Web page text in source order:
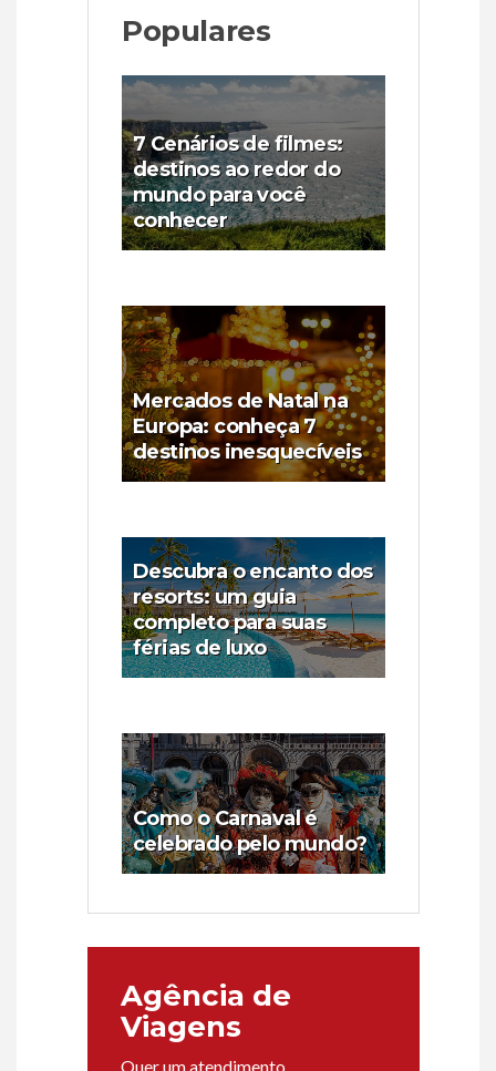
Populares
7 Cenários de filmes:
destinos ao redor do
mundo para você
conhecer
Mercados de Natal na
Europa: conheça 7
destinos inesquecíveis
Descubra o encanto dos
resorts: um guia
completo para suas
férias de luxo
Como o Carnaval é
celebrado pelo mundo?
Agência de
Viagens
Quer um atendimento